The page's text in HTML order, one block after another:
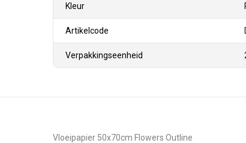
Kleur
Artikelcode
Verpakkingseenheid
Vloeipapier 50x70cm Flowers Outline